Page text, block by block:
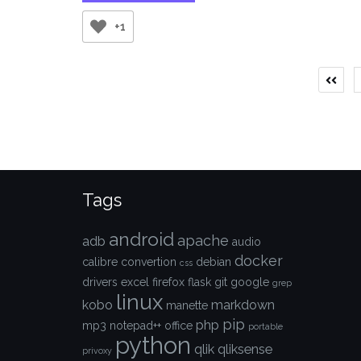
du
+1
Tags
adb android apache audio
calibre convertion css debian docker
drivers excel firefox flask git google grep
kobo linux manette markdown
mp3 notepad++ office php pip portable
privoxy python qlik qliksense